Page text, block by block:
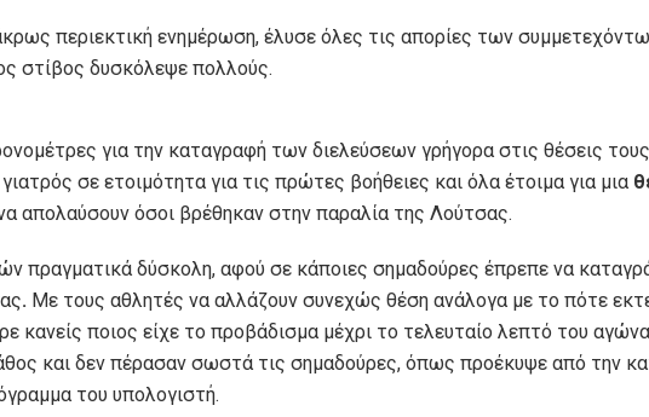
περιεκτική ενημέρωση, έλυσε όλες τις απορίες των
στίβος δυσκόλεψε πολλούς.
για την καταγραφή των διελεύσεων γρήγορα στις θέσεις
σε ετοιμότητα για τις πρώτες βοήθειες και όλα έτοιμα για μια
απολαύσουν όσοι βρέθηκαν στην παραλία της Λούτσας.
πραγματικά δύσκολη, αφού σε κάποιες σημαδούρες έπρεπε να
. Με τους αθλητές να αλλάζουν συνεχώς θέση ανάλογα με το πότε
κανείς ποιος είχε το προβάδισμα μέχρι το τελευταίο λεπτό του
και δεν πέρασαν σωστά τις σημαδούρες, όπως προέκυψε από την
του υπολογιστή.